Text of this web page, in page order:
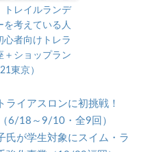
トレイルランデ
を考えている人
心者向けトレラ
＋ショップラン
東京）
ライアスロンに初挑戦！
6/18～9/10・全9回）
氏が学生対象にスイム・ラ